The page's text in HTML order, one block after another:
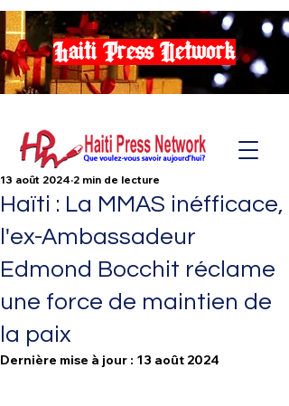
Haiti Press Network
Haïti : La MMAS inéfficace,
l'ex-Ambassadeur
Edmond Bocchit réclame
une force de maintien de
la paix
13 août 2024 2 min de lecture
Dernière mise à jour : 13 août 2024